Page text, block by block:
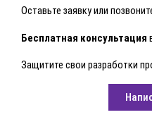
Оставьте заявку или
Бесплатная консультация
Защитите свои разработки